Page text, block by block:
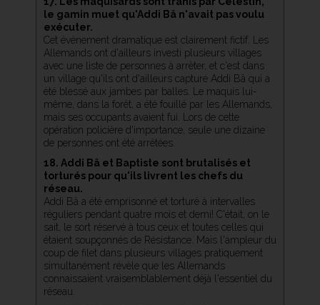
le gamin muet qu'Addi Bâ n'avait pas voulu
exécuter.
Cet événement dramatique est clairement fictif. Les
Allemands ont d'ailleurs investi plusieurs villages
avec une liste de personnes à arrêter, et c'est dans
un village qu'ils ont d'ailleurs capturé Addi Bâ qui a
été blessé aux jambes par balles. Le maquis lui-
même, dans la forêt, a été fouillé par les Allemands,
mais ses occupants avaient fui. Lors de cette
opération policière d'importance, seule une dizaine
de personnes ont été arrêtées.
18. Addi Bâ et Baptiste sont brutalisés et
torturés pour qu'ils livrent les chefs du
réseau.
Addi Bâ a été emprisonné et torturé à intervalles
réguliers pendant quatre mois et demi! C'était, on le
sait, le sort réservé à tous ceux et toutes celles qui
étaient soupçonnés de Résistance. Mais l'ampleur du
coup de filet dans plusieurs villages pratiquement
simultanément révèle que les Allemands
connaissaient vraisemblablement déjà l'essentiel du
réseau.